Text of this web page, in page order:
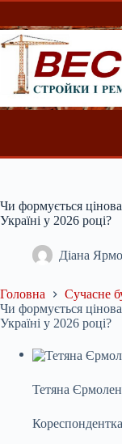
Перейти
вмісту
Чи формується
Україні у 2026 році?
Діана
Головна
Сучасне
Чи формується
Україні у 2026 році?
Тетяна
Кореспондентка